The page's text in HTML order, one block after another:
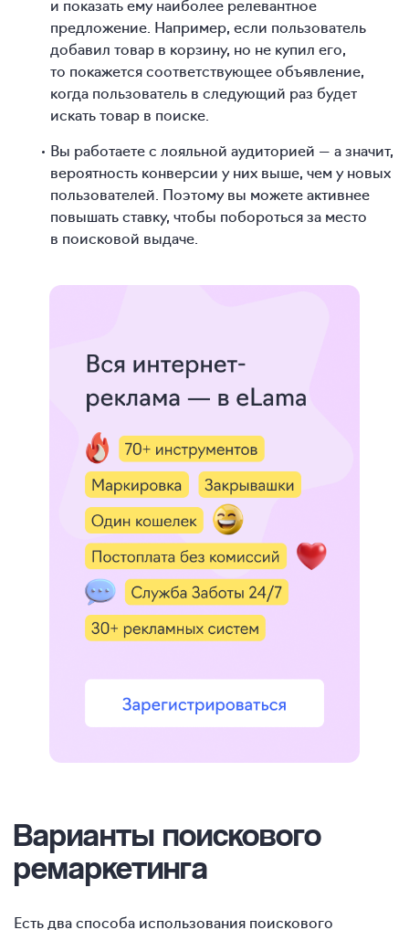
и показать ему наиболее релевантное
предложение. Например, если пользователь
добавил товар в корзину, но не купил его,
то покажется соответствующее объявление,
когда пользователь в следующий раз будет
искать товар в поиске.
Вы работаете с лояльной аудиторией — а значит,
вероятность конверсии у них выше, чем у новых
пользователей. Поэтому вы можете активнее
повышать ставку, чтобы побороться за место
в поисковой выдаче.
Варианты поискового
ремаркетинга
Есть два способа использования поискового